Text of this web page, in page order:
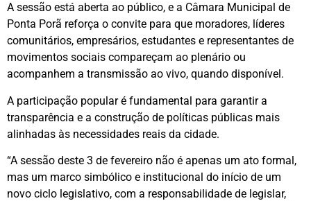
A sessão está aberta ao público, e a Câmara Municipal de
Ponta Porã reforça o convite para que moradores, líderes
comunitários, empresários, estudantes e representantes de
movimentos sociais compareçam ao plenário ou
acompanhem a transmissão ao vivo, quando disponível.
A participação popular é fundamental para garantir a
transparência e a construção de políticas públicas mais
alinhadas às necessidades reais da cidade.
“A sessão deste 3 de fevereiro não é apenas um ato formal,
mas um marco simbólico e institucional do início de um
novo ciclo legislativo, com a responsabilidade de legislar,